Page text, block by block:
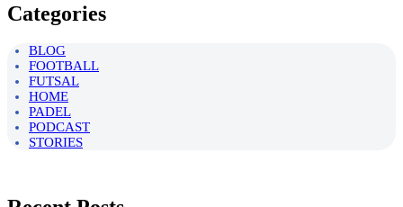
Categories
BLOG
FOOTBALL
FUTSAL
HOME
PADEL
PODCAST
STORIES